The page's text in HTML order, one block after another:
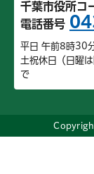
千葉市役所コ
電話番号
平日 午前8時30
土祝休日（日曜
で